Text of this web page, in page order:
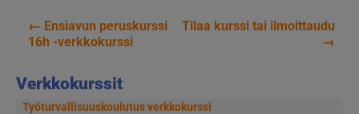
Verkkokurssit
Työturvallisuuskoulutus verkkokurssi
Artikkelien
selaus
← Ensiavun peruskurssi
16h -verkkokurssi
Tilaa kurssi tai ilmoittaudu
→